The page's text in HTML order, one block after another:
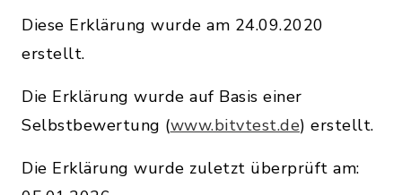
Diese Erklärung wurde am 24.09.2020
erstellt.
Die Erklärung wurde auf Basis einer
Selbstbewertung (www.bitvtest.de) erstellt.
Die Erklärung wurde zuletzt überprüft am: